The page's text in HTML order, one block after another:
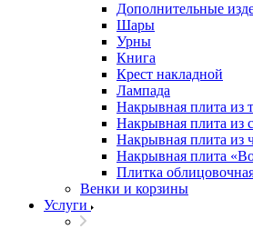
Дополнительные
Шары
Урны
Книга
Крест накладной
Лампада
Накрывная плита из
Накрывная плита из
Накрывная плита из
Накрывная плита
Плитка
Венки и корзины
Услуги